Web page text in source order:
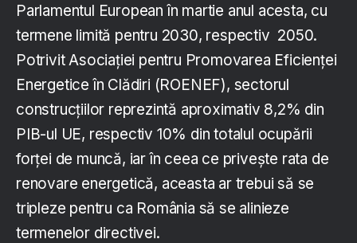
Parlamentul European în martie anul acesta, cu
termene limită pentru 2030, respectiv 2050.
Potrivit Asociației pentru Promovarea Eficienței
Energetice în Clădiri (ROENEF), sectorul
construcțiilor reprezintă aproximativ 8,2% din
PIB-ul UE, respectiv 10% din totalul ocupării
forței de muncă, iar în ceea ce privește rata de
renovare energetică, aceasta ar trebui să se
tripleze pentru ca România să se alinieze
termenelor directivei.